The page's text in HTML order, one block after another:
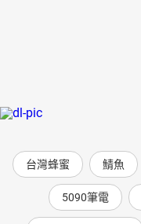
台灣蜂蜜 鯖魚
5090筆電